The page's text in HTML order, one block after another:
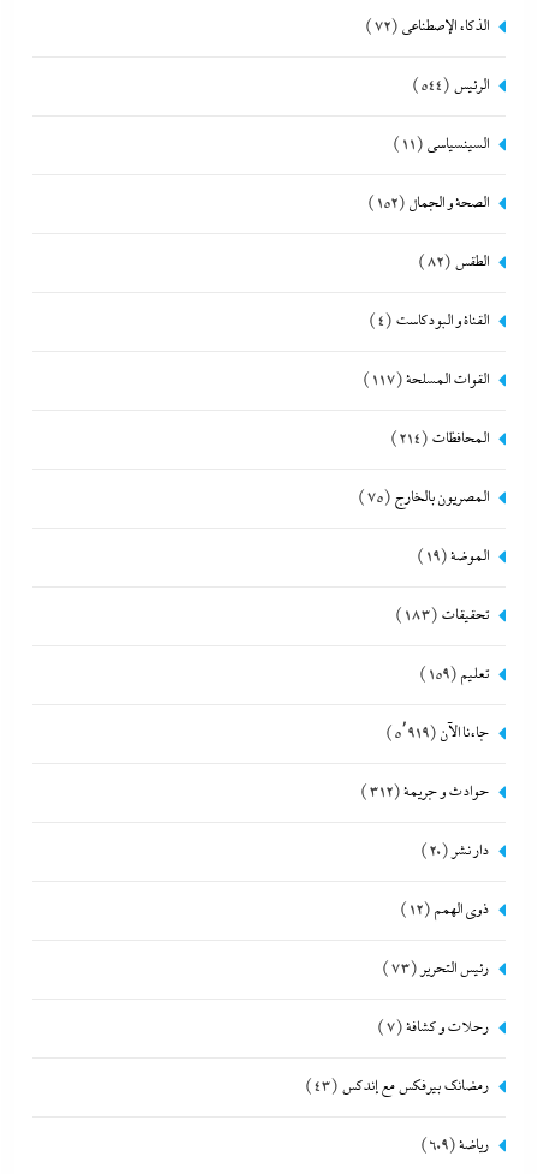
الذكاء الإصطناعي (72)
الرئيس (544)
السينسياسي (11)
الصحة و الجمال (152)
الطقس (82)
القناة و البودكاست (4)
القوات المسلحة(117)
المحافظات (214)
المصريون بالخارج (75)
الموضة(19)
تحقيقات (183)
تعليم (159)
جاءنا الآن (5٬919)
حوادث و جريمة(312)
دار نشر (20)
ذوى الهمم (12)
رئيس التحرير (73)
رحلات و كشافة(7)
رمضانك بيرفكس مع إندكس (43)
رياضة(609)